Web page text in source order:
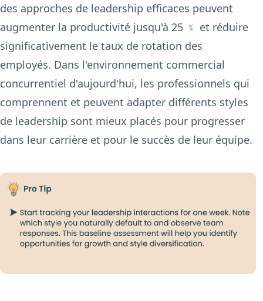
des approches de leadership efficaces peuvent
augmenter la productivité jusqu'à 25 ﹪ et réduire
significativement le taux de rotation des
employés. Dans l'environnement commercial
concurrentiel d'aujourd'hui, les professionnels qui
comprennent et peuvent adapter différents styles
de leadership sont mieux placés pour progresser
dans leur carrière et pour le succès de leur équipe.